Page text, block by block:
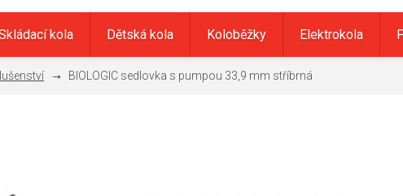
kola Dětská kola Koloběžky Elektrokola
BIOLOGIC sedlovka s pumpou 33,9 mm stříbrná